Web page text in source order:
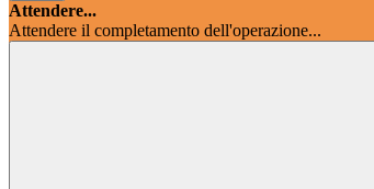
Attendere...
Attendere il completamento dell'operazione...